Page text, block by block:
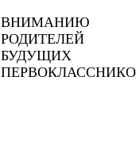
ВНИМАНИЮ
РОДИТЕЛЕЙ
БУДУЩИХ